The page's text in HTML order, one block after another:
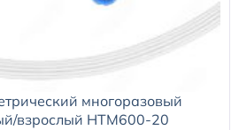
многоразовый
взрослый HTM600-20